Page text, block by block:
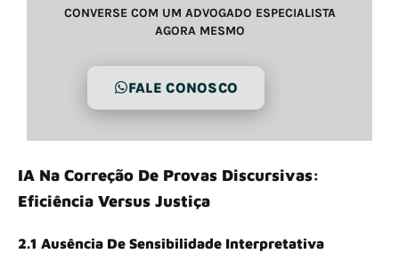
CONVERSE COM UM ADVOGADO ESPECIALISTA
AGORA MESMO
FALE CONOSCO
IA Na Correção De Provas Discursivas:
Eficiência Versus Justiça
2.1 Ausência De Sensibilidade Interpretativa